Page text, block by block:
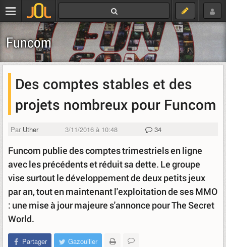
Funcom
Des comptes stables et des
projets nombreux pour Funcom
Par Uther 3/11/2016 à 10:48 34
Funcom publie des comptes trimestriels en ligne
avec les précédents et réduit sa dette. Le groupe
vise surtout le développement de deux petits jeux
par an, tout en maintenant l'exploitation de ses MMO
: une mise à jour majeure s'annonce pour The Secret
World.
Partager Gazouiller